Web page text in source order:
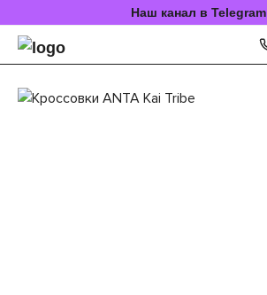
Наш канал в Telegram